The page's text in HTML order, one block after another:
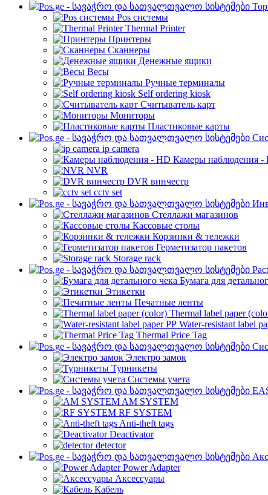
Pos системы
Thermal Printer
Принтеры
Сканнеры
Денежные ящики
Весы
Ручные терминалы
Self ordering kiosk
Считыватель карт
Мониторы
Пластиковые карты
ip camera
Камеры наблюдения -
NVR
DVR винчестр
cctv set
Стеллажи магазинов
Кассовые столы
Корзинки & тележки
Герметизатор пакетов
Storage rack
Бумага для
Этикетки
Печатные ленты
Thermal label paper
Water-resistant label
Thermal Price Tag
Электро замок
Турникеты
Cистемы учета
AM SYSTEM
RF SYSTEM
Anti-theft tags
Deactivator
detector
Power Adapter
Аксессуары
Кабель